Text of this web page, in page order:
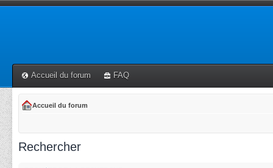
Accueil du forum FAQ
Accueil du forum
Rechercher